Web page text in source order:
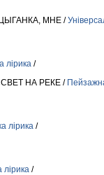
МНЕ /
лірика /
НА РЕКЕ /
лірика /
лірика /